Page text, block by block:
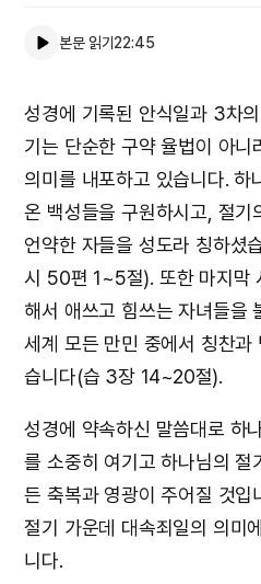
본문 읽기22:45
성경에 기록된 안식일과 3차
기는 단순한 구약 율법이 아
의미를 내포하고 있습니다. 하
온 백성들을 구원하시고, 절
언약한 자들을 성도라 칭하셨
시 50편 1~5절). 또한 마지막
해서 애쓰고 힘쓰는 자녀들을
세계 모든 만민 중에서 칭찬과
습니다(습 3장 14~20절).
성경에 약속하신 말씀대로 하
를 소중히 여기고 하나님의 절
든 축복과 영광이 주어질 것입
절기 가운데 대속죄일의 의미
니다.